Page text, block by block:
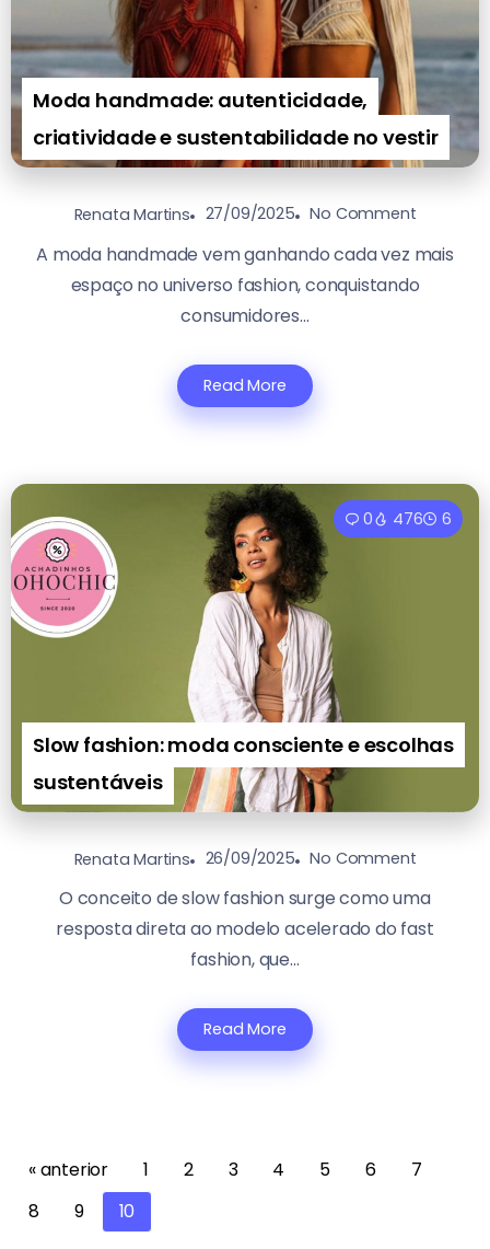
Moda handmade: autenticidade,
criatividade e sustentabilidade no vestir
Renata Martins 27/09/2025 No Comment
A moda handmade vem ganhando cada vez mais
espaço no universo fashion, conquistando
consumidores...
Read More
Slow fashion: moda consciente e escolhas
sustentáveis
0 476 6
Renata Martins 26/09/2025 No Comment
O conceito de slow fashion surge como uma
resposta direta ao modelo acelerado do fast
fashion, que...
Read More
« anterior 1 2 3 4 5 6
7
8
9 10